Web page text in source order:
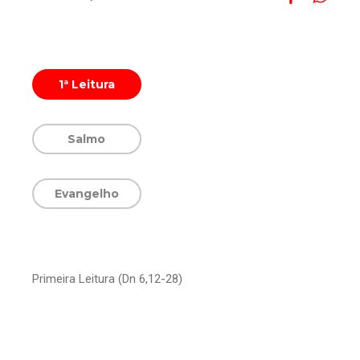
1ª Leitura
Salmo
Evangelho
Primeira Leitura (Dn 6,12-28)